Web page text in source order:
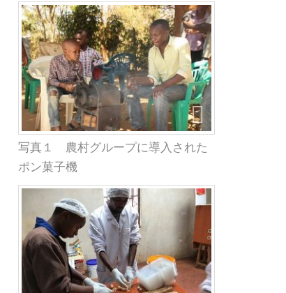
写真１ 農村グループに導入された
ポン菓子機